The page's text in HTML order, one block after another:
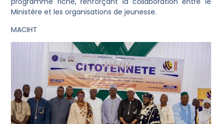
Ministère et les organisations de jeunesse.
MACIHT